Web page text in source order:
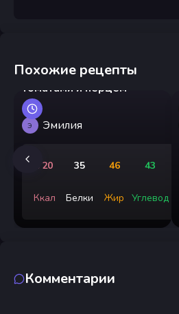
Похожие рецепты
Грузинские яйца с
томатами и перцем
Э Эмилия
720
Ккал
35
Белки
46
Жир
43
Углевод
Комментарии